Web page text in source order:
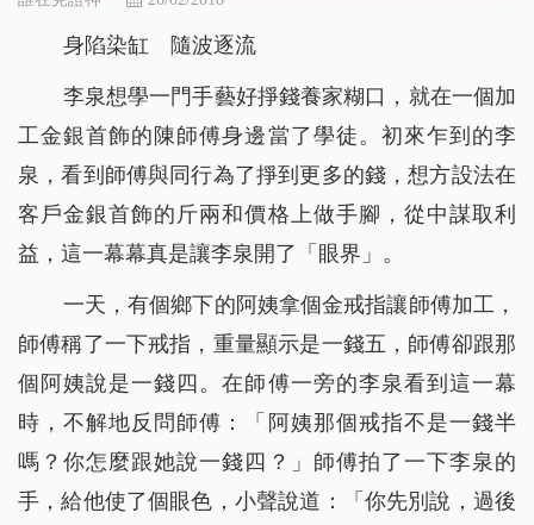
身陷染缸 隨波逐流
李泉想學一門手藝好掙錢養家糊口，就在一個加
工金銀首飾的陳師傅身邊當了學徒。初來乍到的李
泉，看到師傅與同行為了掙到更多的錢，想方設法在
客戶金銀首飾的斤兩和價格上做手腳，從中謀取利
益，這一幕幕真是讓李泉開了「眼界」。
一天，有個鄉下的阿姨拿個金戒指讓師傅加工，
師傅稱了一下戒指，重量顯示是一錢五，師傅卻跟那
個阿姨說是一錢四。在師傅一旁的李泉看到這一幕
時，不解地反問師傅：「阿姨那個戒指不是一錢半
嗎？你怎麼跟她說一錢四？」師傅拍了一下李泉的
手，給他使了個眼色，小聲說道：「你先別說，過後